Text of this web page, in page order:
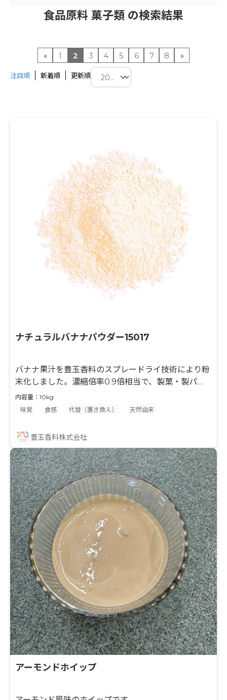
食品原料 菓子類 の検索結果
« 1 2 3 4 5 6 7 8 »
注目順 新着順 更新順
ナチュラルバナナパウダー15017
バナナ果汁を豊玉香料のスプレードライ技術により粉
末化しました。濃縮倍率0.9倍相当で、製菓・製パ
ン・粉末飲料等の風味付けに最適な原料です。果汁と
デキストリンのみを使用して粉末化していますので、
用途でご使用頂けます。 水分との相性が良くない製品
に対して、果汁入りを謳う事ができます。
内容量：10kg
味覚
食感 代替（置き換え） 天然由来
豊玉香料株式会社
アーモンドホイップ